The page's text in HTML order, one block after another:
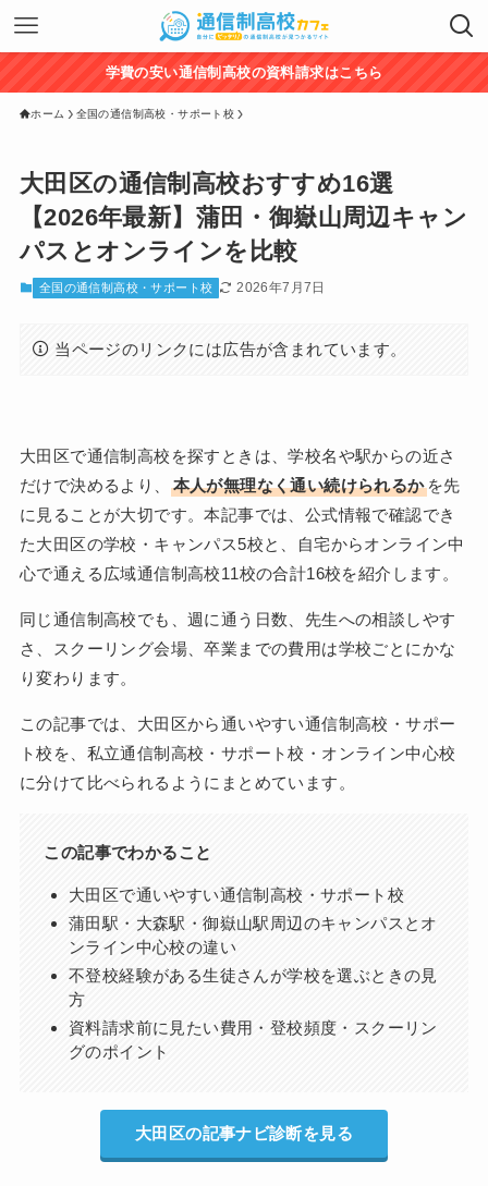
学費の安い通信制高校の資料請求はこちら
ホーム 全国の通信制高校・サポート校
大田区の通信制高校おすすめ16選
【2026年最新】蒲田・御嶽山周辺キャン
パスとオンラインを比較
全国の通信制高校・サポート校 2026年7月7日
当ページのリンクには広告が含まれています。
大田区で通信制高校を探すときは、学校名や駅からの近さ
だけで決めるより、
本人が無理なく通い続けられるかを先
に見ることが大切です。本記事では、公式情報で確認でき
た大田区の学校・キャンパス5校と、自宅からオンライン中
心で通える広域通信制高校11校の合計16校を紹介します。
同じ通信制高校でも、週に通う日数、先生への相談しやす
さ、スクーリング会場、卒業までの費用は学校ごとにかな
り変わります。
この記事では、大田区から通いやすい通信制高校・サポー
ト校を、私立通信制高校・サポート校・オンライン中心校
に分けて比べられるようにまとめています。
この記事でわかること
大田区で通いやすい通信制高校・サポート校
蒲田駅・大森駅・御嶽山駅周辺のキャンパスとオ
ンライン中心校の違い
不登校経験がある生徒さんが学校を選ぶときの見
方
資料請求前に見たい費用・登校頻度・スクーリン
グのポイント
大田区の記事ナビ診断を見る